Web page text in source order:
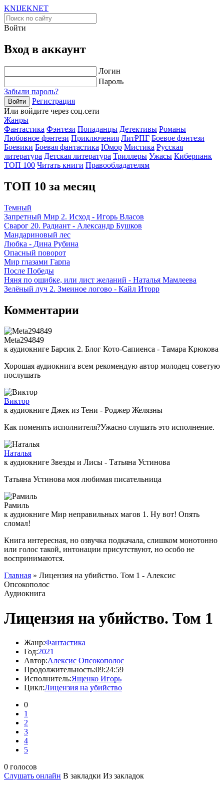
KNIJEKNET
Войти
Вход в аккаунт
Логин
Пароль
Забыли пароль?
Войти
Регистрация
Или войдите через соц.сети
Жанры
Фантастика Фэнтези Попаданцы Детективы Романы
Любовное фэнтези Приключения ЛитРПГ Боевое фэнтези
Боевики Боевая фантастика Юмор Мистика Русская
литература Детская литература Триллеры Ужасы Киберпанк
ТОП 100 Читать книги Правообладателям
ТОП 10 за месяц
Темный
Запретный Мир 2. Исход - Игорь Власов
Сварог 20. Радиант - Александр Бушков
Мандариновый лес
Любка - Дина Рубина
Опасный поворот
Мир глазами Гарпа
После Победы
Няня по ошибке, или лист желаний - Наталья Мамлеева
Зелёный луч 2. Змеиное логово - Кайл Иторр
Комментарии
Meta294849
к аудиокниге Барсик 2. Блог Кото-Сапиенса - Тамара Крюкова
Хорошая аудиокнига всем рекомендую автор молодец советую
послушать
Виктор
к аудиокниге Джек из Тени - Роджер Желязны
Как поменять исполнителя?Ужасно слушать это исполнение.
Наталья
к аудиокниге Звезды и Лисы - Татьяна Устинова
Татьяна Устинова моя любимая писательница
Рамиль
к аудиокниге Мир неправильных магов 1. Ну вот! Опять
сломал!
Книга интересная, но озвучка подкачала, слишком монотонно
или голос такой, интонации присутствуют, но особо не
воспринимаются.
Главная » Лицензия на убийство. Том 1 - Алексис
Опсокополос
Аудиокнига
Лицензия на убийство. Том 1
Жанр:Фантастика
Год:2021
Автор:Алексис Опсокополос
Продолжительность:09:24:59
Исполнитель:Ященко Игорь
Цикл:Лицензия на убийство
0
1
2
3
4
5
0 голосов
Слушать онлайн В закладки Из закладок